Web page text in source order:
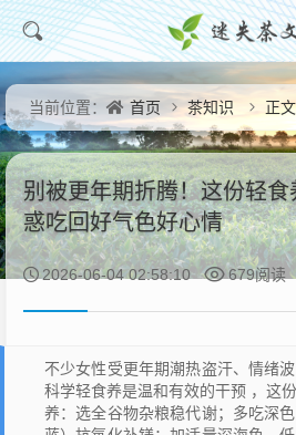
当前位置： 首页 茶知识 正文
别被更年期折腾！这份轻
惑吃回好气色好心情
2026-06-04 02:58:10 679阅读
不少女性受更年期潮热盗汗、情绪
科学轻食养是温和有效的干预 ，这
养：选全谷物杂粮稳代谢；多吃深